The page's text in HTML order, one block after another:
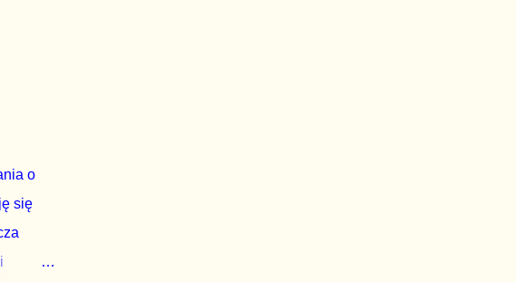
PiS
W
o
się